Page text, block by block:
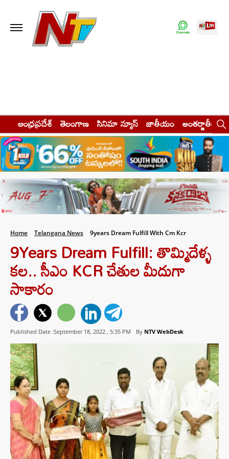
ఆంధ్రప్రదేశ్ తెలంగాణ సినిమా న్యూస్ జాతీయం అంతర్జాతీయం
Home Telangana News 9years Dream Fulfill With Cm Kcr
9Years Dream Fulfill: తొమ్మిదేళ్ళ
కల.. సీఎం KCR చేతుల మీదుగా
సాకారం
Published Date :September 18, 2022 , 5:35 PM By NTV WebDesk